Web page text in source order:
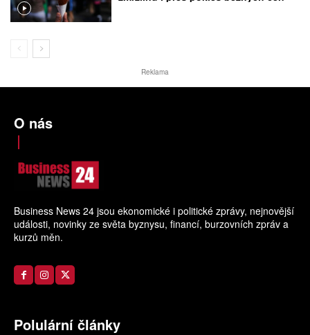
Reklama
O nás
Business News 24 jsou ekonomické i politické zprávy, nejnovější
události, novinky ze světa byznysu, financí, burzovních zpráv a
kurzů měn.
Polulární články